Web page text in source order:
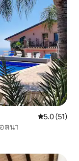
คะแนนเฉลี่ย
5.0 (51)
ตนา